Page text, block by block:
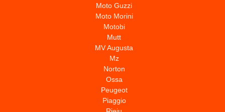
Moto Guzzi
Moto Morini
Motobi
Mutt
MV Augusta
Mz
Norton
Ossa
Peugeot
Piaggio